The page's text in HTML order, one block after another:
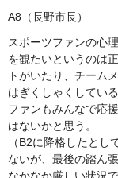
A8（長野市長）
スポーツファンの心
を観たいというのは
トがいたり、チーム
はぎくしゃくしてい
ファンもみんなで応
はないかと思う。
（B2に降格したと
ないが、最後の踏ん